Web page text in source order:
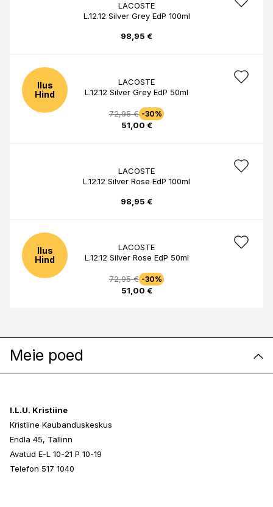
LACOSTE
L.12.12 Silver Grey EdP 100ml
98,95 €
Ilus
Hind
LACOSTE
L.12.12 Silver Grey EdP 50ml
72,95 € -30%
51,00 €
LACOSTE
L.12.12 Silver Rose EdP 100ml
98,95 €
Ilus
Hind
LACOSTE
L.12.12 Silver Rose EdP 50ml
72,95 € -30%
51,00 €
Meie poed
I.L.U. Kristiine
Kristiine Kaubanduskeskus
Endla 45, Tallinn
Avatud E-L 10-21 P 10-19
Telefon 517 1040